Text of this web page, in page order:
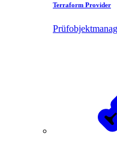
Terraform Provider